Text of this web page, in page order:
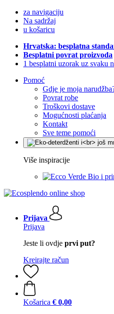
za navigaciju
Na sadržaj
u košaricu
Hrvatska: besplatna
Besplatni povrat proizvoda
1 besplatni uzorak uz svaku
Pomoć
Gdje je moja
Povrat robe
Troškovi dostave
Mogućnosti plaćanja
Kontakt
Sve teme pomoći
Više inspiracije
Bio i
Prijava
Prijava
Jeste li ovdje prvi put?
Kreirajte račun
Košarica € 0,00